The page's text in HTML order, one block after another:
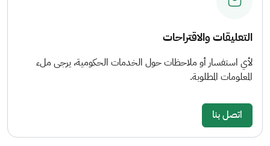
التعليقات والاقتراحات
لأي استفسار أو ملاحظات حول الخدمات الحكومية، يرجى ملء
المعلومات المطلوبة.
اتصل بنا